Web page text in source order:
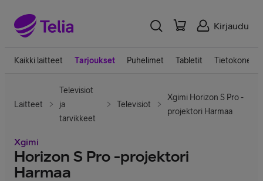
Kirjaudu
Kaikki laitteet Tarjoukset Puhelimet Tabletit Tietokoneet
Laitteet
Televisiot
ja
tarvikkeet
Televisiot
Xgimi Horizon S Pro -
projektori Harmaa
Xgimi
Horizon S Pro -projektori
Harmaa